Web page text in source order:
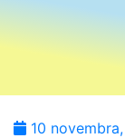
10